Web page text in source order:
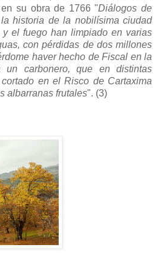
su obra de 1766 "Diálogos de
historia de la nobilísima ciudad
el fuego han limpiado en varias
con pérdidas de dos millones
haver hecho de Fiscal en la
un carbonero, que en distintas
en el Risco de Cartaxima
albarranas frutales". (3)